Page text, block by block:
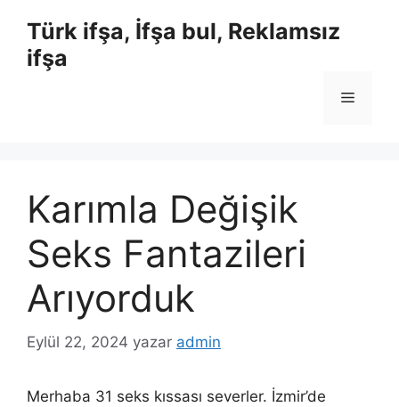
Türk ifşa, İfşa bul, Reklamsız
ifşa
Menü
Karımla Değişik
Seks Fantazileri
Arıyorduk
Eylül 22, 2024 yazar admin
Merhaba 31 seks kıssası severler. İzmir’de